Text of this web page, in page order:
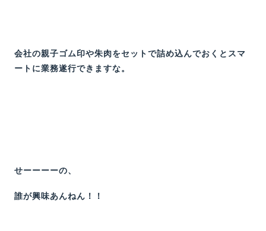
会社の親子ゴム印や朱肉をセットで詰め込んでおくとスマ
ートに業務遂行できますな。
せーーーーの、
誰が興味あんねん！！